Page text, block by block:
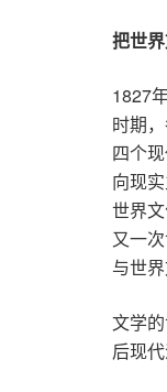
把世
1827
时期
四个
向现
世界
又一
与世
文学
后现